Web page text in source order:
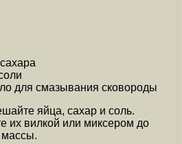
для смазывания сковороды
яйца, сахар и соль.
их вилкой или миксером до
массы.